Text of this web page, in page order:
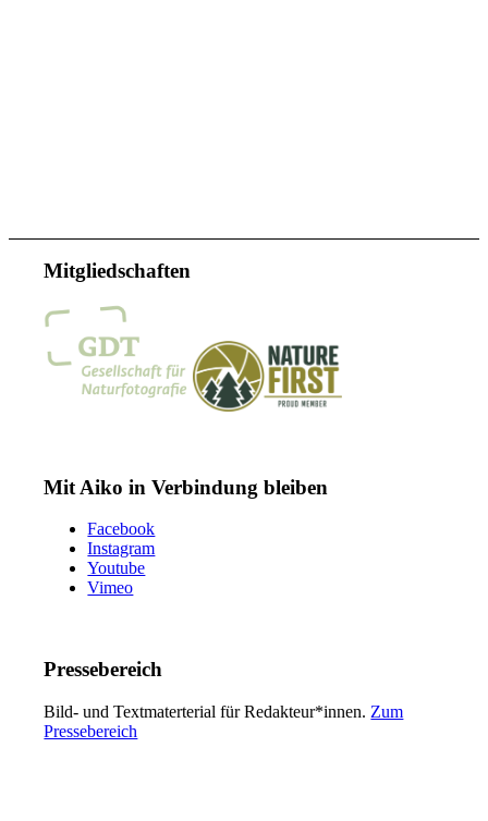
Mitgliedschaften
Mit Aiko in Verbindung bleiben
Facebook
Instagram
Youtube
Vimeo
Pressebereich
Bild- und Textmaterterial für Redakteur*innen. Zum
Pressebereich